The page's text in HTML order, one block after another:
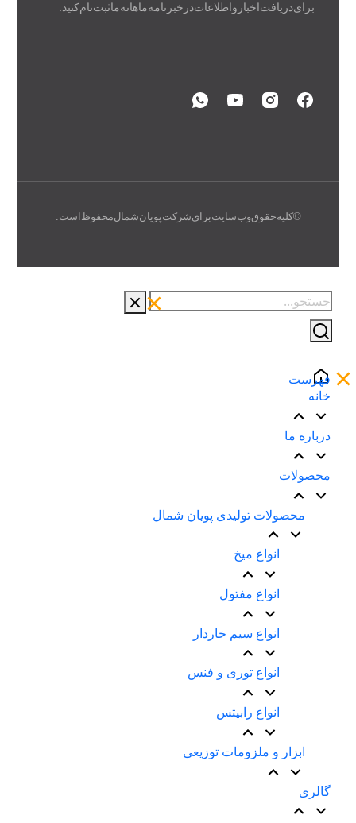
برای دریافت اخبار و اطلاعات در خبرنامه ماهانه ما ثبت نام کنید.
© کلیه حقوق وب سایت برای شرکت پویان شمال محفوظ است.
فهرست
خانه
درباره ما
محصولات
محصولات تولیدی پویان شمال
انواع میخ
انواع مفتول
انواع سیم خاردار
انواع توری و فنس
انواع رابیتس
ابزار و ملزومات توزیعی
گالری